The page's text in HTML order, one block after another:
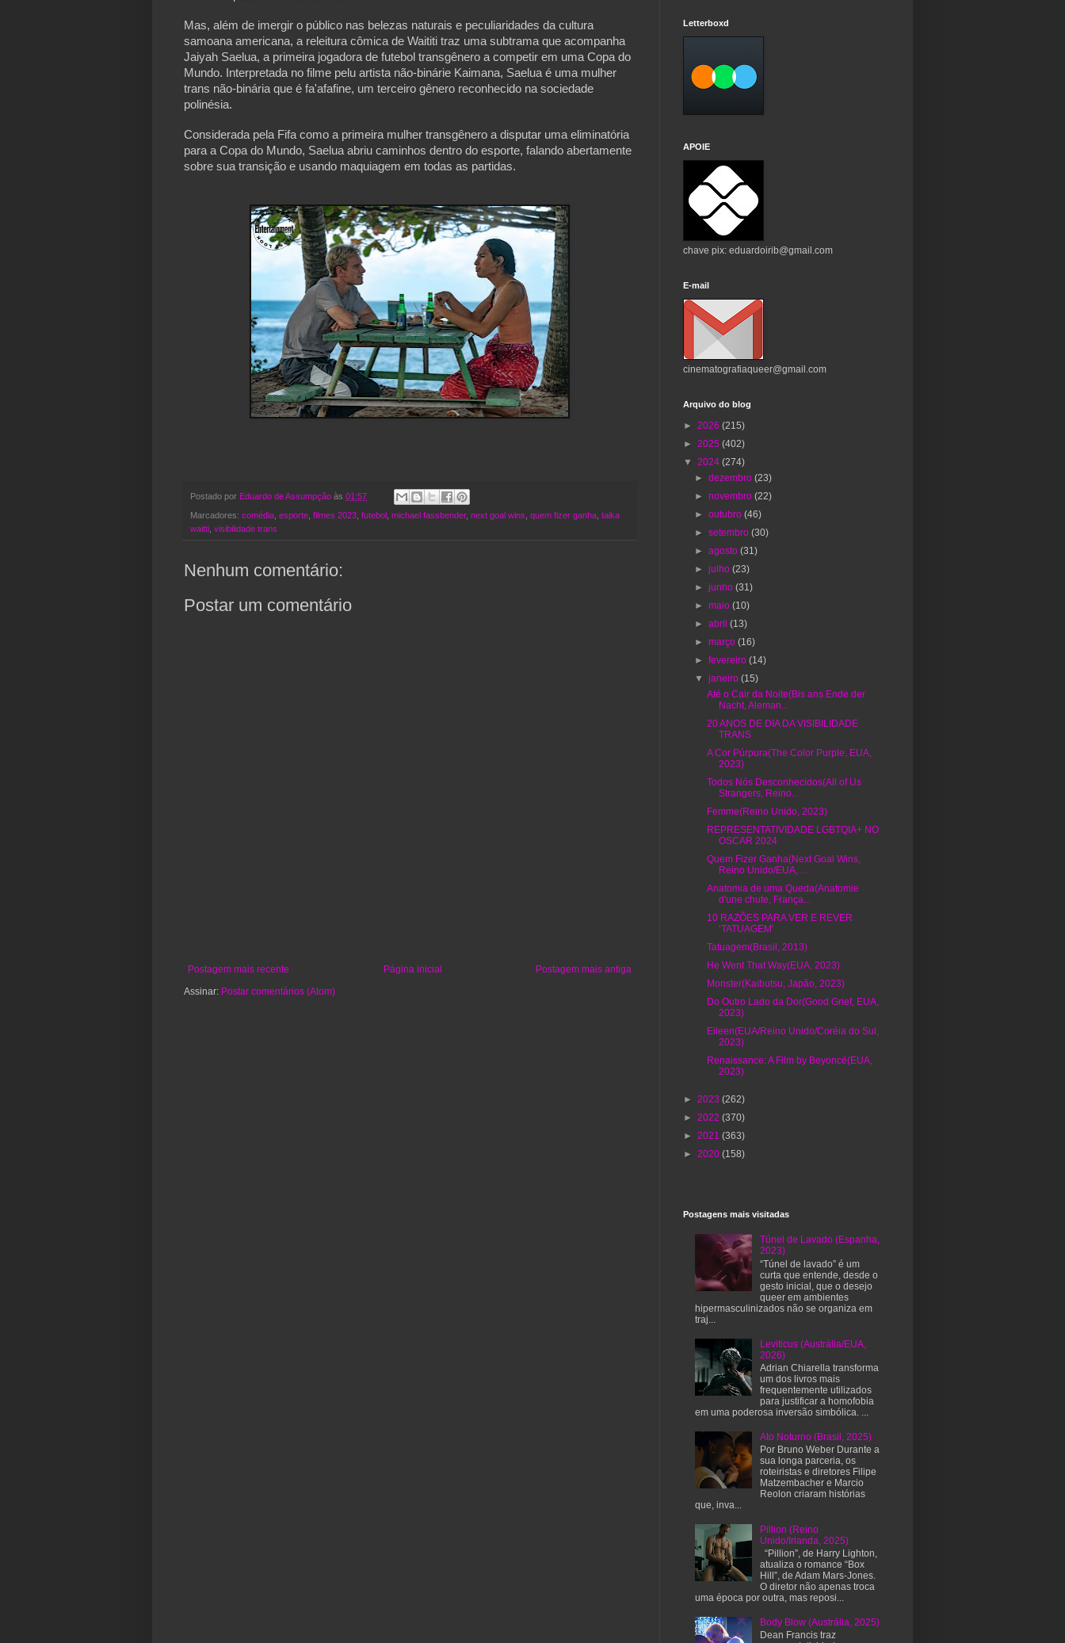
Mas, além de imergir o público nas belezas naturais e peculiaridades da cultura
samoana americana, a releitura cômica de Waititi traz uma subtrama que acompanha
Jaiyah Saelua, a primeira jogadora de futebol transgênero a competir em uma Copa do
Mundo. Interpretada no filme pelu artista não-binárie Kaimana, Saelua é uma mulher
trans não-binária que é fa'afafine, um terceiro gênero reconhecido na sociedade
polinésia.
Considerada pela Fifa como a primeira mulher transgênero a disputar uma eliminatória
para a Copa do Mundo, Saelua abriu caminhos dentro do esporte, falando abertamente
sobre sua transição e usando maquiagem em todas as partidas.
Postado por Eduardo de Assumpção às 01:57
Marcadores: comédia esporte filmes 2023 futebol michael fassbender, next goal wins quem fizer ganha taika
waitti visibilidade trans
Nenhum comentário:
Postar um comentário
Postagem mais recente Postagem mais antiga
Página inicial
Assinar: Postar comentários (Atom)
Letterboxd
APOIE
chave pix: eduardoirib@gmail.com
E-mail
cinematografiaqueer@gmail.com
Arquivo do blog
► 2026 (215)
► 2025 (402)
▼ 2024 (274)
►dezembro(23)
►novembro(22)
►outubro(46)
►setembro(30)
►agosto(31)
►julho(23)
►junho(31)
►maio(10)
►abril(13)
►março(16)
►fevereiro(14)
▼janeiro(15)
Até o Cair da Noite(Bis ans Ende der
Nacht, Aleman...
20 ANOS DE DIA DA VISIBILIDADE
TRANS
A Cor Púrpura(The Color Purple, EUA,
2023)
Todos Nós Desconhecidos(All of Us
Strangers, Reino...
Femme(Reino Unido, 2023)
REPRESENTATIVIDADE LGBTQIA+ NO
OSCAR 2024
Quem Fizer Ganha(Next Goal Wins,
Reino Unido/EUA, ...
Anatomia de uma Queda(Anatomie
d'une chute, França...
10 RAZÕES PARA VER E REVER
‘TATUAGEM’
Tatuagem(Brasil, 2013)
He Went That Way(EUA, 2023)
Monster(Kaibutsu, Japão, 2023)
Do Outro Lado da Dor(Good Grief, EUA,
2023)
Eileen(EUA/Reino Unido/Coréia do Sul,
2023)
Renaissance: A Film by Beyoncé(EUA,
2023)
► 2023 (262)
► 2022 (370)
► 2021 (363)
► 2020 (158)
Postagens mais visitadas
Túnel de Lavado (Espanha,
2023)
“Túnel de lavado” é um
curta que entende, desde o
gesto inicial, que o desejo
queer em ambientes
hipermasculinizados não se organiza em
traj...
Leviticus (Austrália/EUA,
2026)
Adrian Chiarella transforma
um dos livros mais
frequentemente utilizados
para justificar a homofobia
em uma poderosa inversão simbólica. ...
Ato Noturno (Brasil, 2025)
Por Bruno Weber Durante a
sua longa parceria, os
roteiristas e diretores Filipe
Matzembacher e Marcio
Reolon criaram histórias
que, inva...
Pillion (Reino
Unido/Irlanda, 2025)
“Pillion”, de Harry Lighton,
atualiza o romance “Box
Hill”, de Adam Mars-Jones.
O diretor não apenas troca
uma época por outra, mas reposi...
Body Blow (Austrália, 2025)
Dean Francis traz